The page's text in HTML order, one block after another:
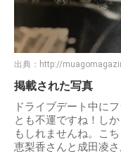
出典： http://
掲載された写真
ドライブデート中に
とも不運ですね！し
もしれませんね。こ
恵梨香さんと成田凌さ